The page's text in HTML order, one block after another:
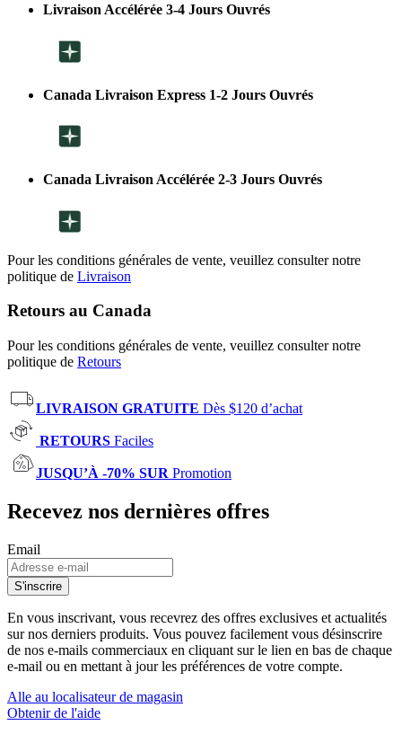
Livraison Accélérée 3-4 Jours Ouvrés
Canada Livraison Express 1-2 Jours Ouvrés
Canada Livraison Accélérée 2-3 Jours Ouvrés
Pour les conditions générales de vente, veuillez consulter notre
politique de Livraison
Retours au Canada
Pour les conditions générales de vente, veuillez consulter notre
politique de Retours
LIVRAISON GRATUITE Dès $120 d’achat
RETOURS Faciles
JUSQU’À -70% SUR Promotion
Recevez nos dernières offres
Email
S'inscrire
En vous inscrivant, vous recevrez des offres exclusives et actualités
sur nos derniers produits. Vous pouvez facilement vous désinscrire
de nos e-mails commerciaux en cliquant sur le lien en bas de chaque
e-mail ou en mettant à jour les préférences de votre compte.
Alle au localisateur de magasin
Obtenir de l'aide